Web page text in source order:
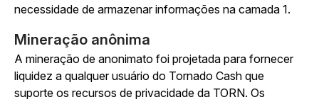
necessidade de armazenar informações na camada 1.
Mineração anônima
A mineração de anonimato foi projetada para fornecer
liquidez a qualquer usuário do Tornado Cash que
suporte os recursos de privacidade da TORN. Os